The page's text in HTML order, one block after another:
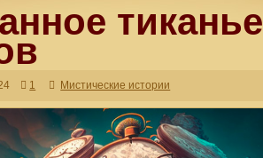
тиканье
1 Мистические истории